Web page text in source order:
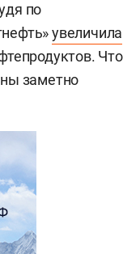
по
увеличила
Что
заметно